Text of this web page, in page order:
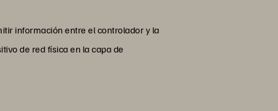
información entre el controlador y la
de red física en la capa de